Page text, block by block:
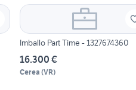
Imballo Part Time - 1327674360
16.300 €
Cerea (VR)